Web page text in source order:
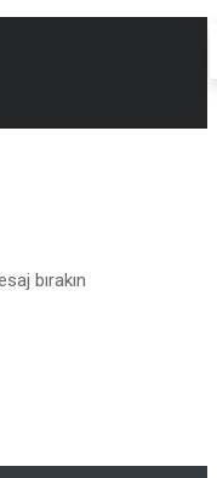
bırakın